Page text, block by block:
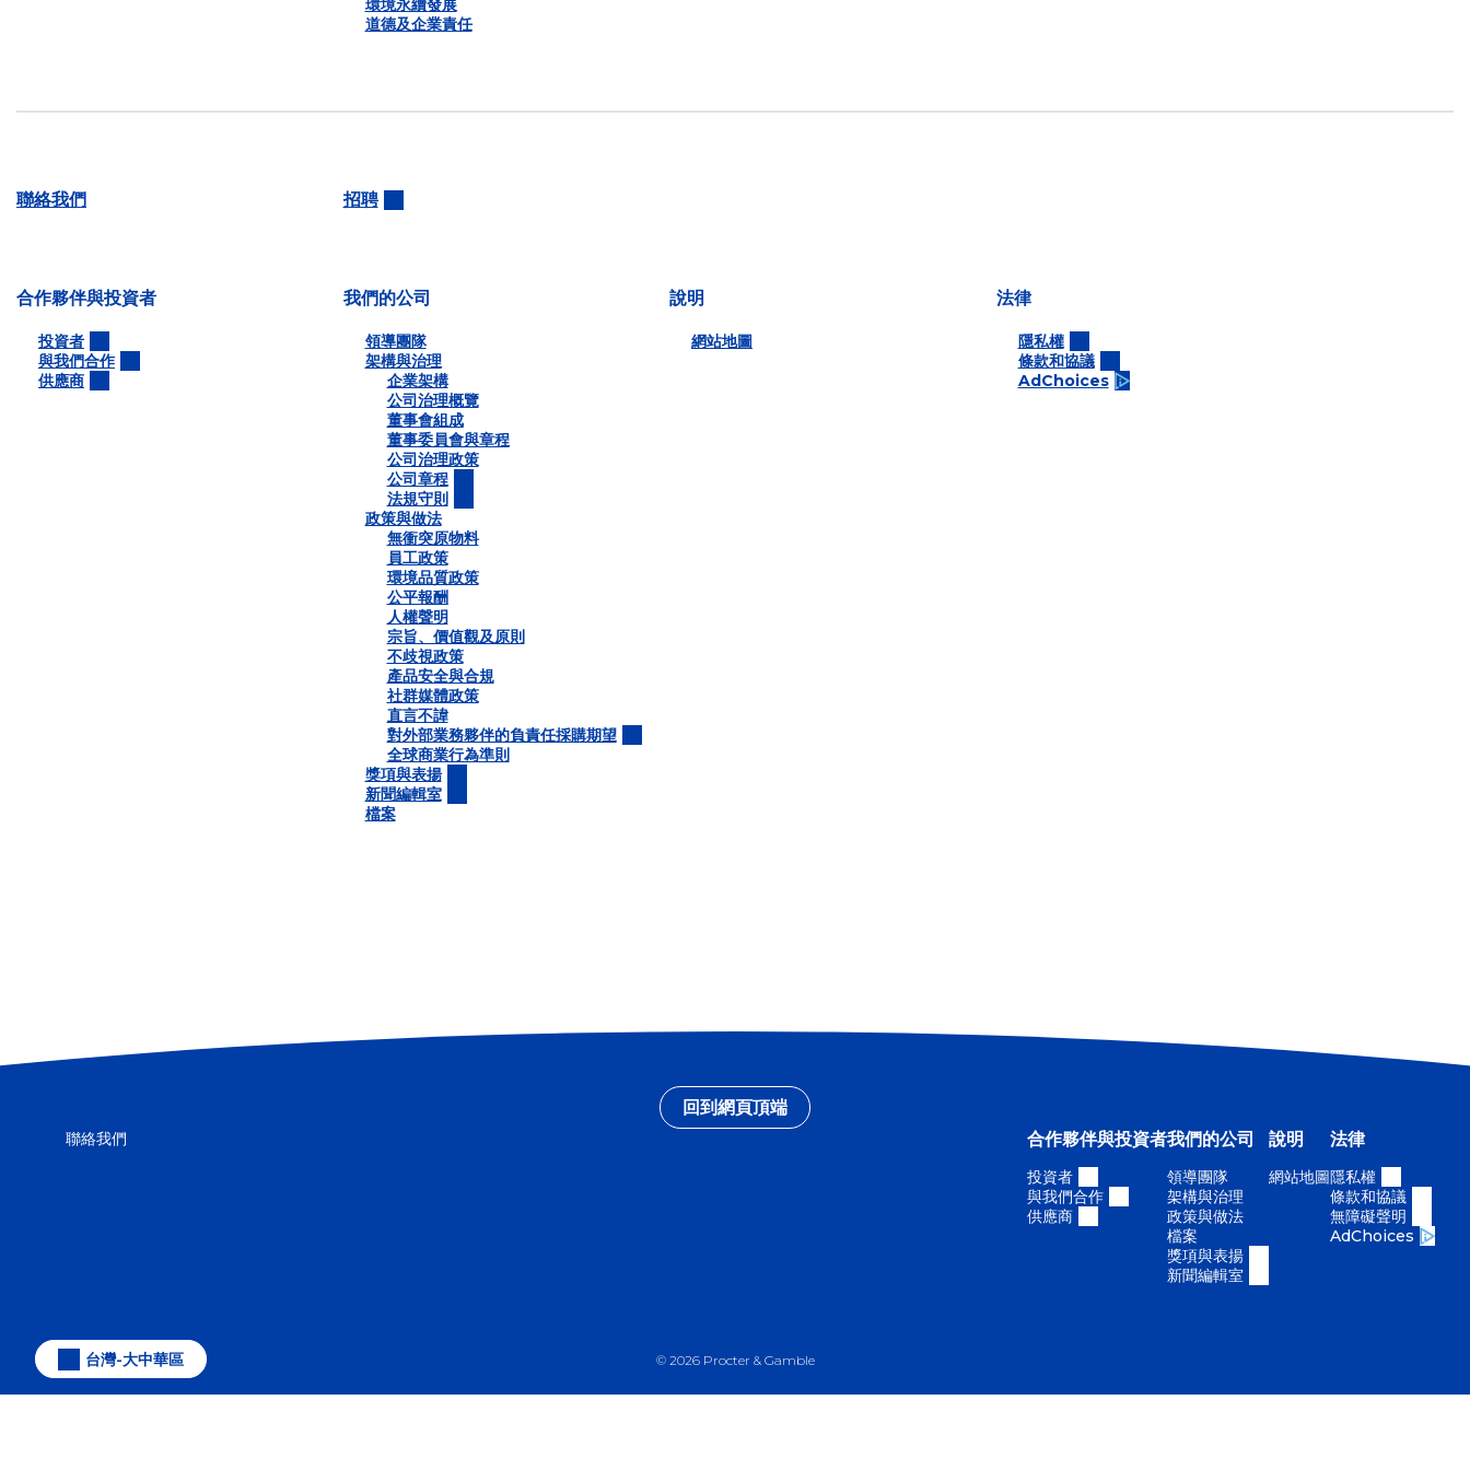
環境永續發展
道德及企業責任
聯絡我們 招聘
合作夥伴與投資者
投資者
與我們合作
供應商
我們的公司
領導團隊
架構與治理
企業架構
公司治理概覽
董事會組成
董事委員會與章程
公司治理政策
公司章程
法規守則
政策與做法
無衝突原物料
員工政策
環境品質政策
公平報酬
人權聲明
宗旨、價值觀及原則
不歧視政策
產品安全與合規
社群媒體政策
直言不諱
對外部業務夥伴的負責任採購期望
全球商業行為準則
獎項與表揚
新聞編輯室
檔案
說明
網站地圖
法律
隱私權
條款和協議
AdChoices
回到網頁頂端
聯絡我們 合作夥伴與投資者
投資者
與我們合作
供應商
我們的公司
領導團隊
架構與治理
政策與做法
檔案
獎項與表揚
新聞編輯室
說明
網站地圖
法律
隱私權
條款和協議
無障礙聲明
AdChoices
台灣-大中華區 © 2026Procter & Gamble